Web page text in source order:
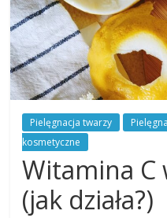
Pielęgnacja twarzy
kosmetyczne
Witamina C
(jak działa?)